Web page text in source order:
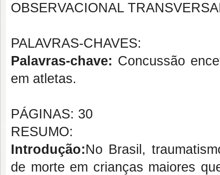
OBSERVACIONAL
PALAVRAS-CHAVES:
Palavras-chave: Concussão
em atletas.
PÁGINAS: 30
RESUMO:
Introdução:No Brasil,
de morte em crianças maiores